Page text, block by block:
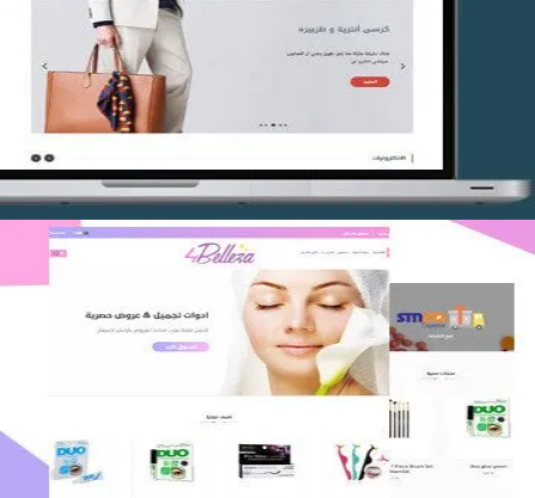
تصميم متجر متاجركم
اعادة تصميم متجر فوربليزا
التفاصيل